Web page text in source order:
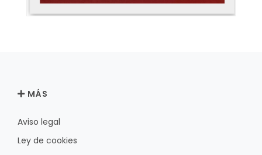
MÁS
Aviso legal
Ley de cookies